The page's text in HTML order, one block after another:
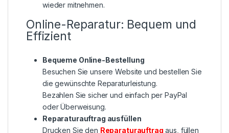
wieder mitnehmen.
Online-Reparatur: Bequem und
Effizient
Bequeme Online-Bestellung
Besuchen Sie unsere Website und bestellen Sie
die gewünschte Reparaturleistung.
Bezahlen Sie sicher und einfach per PayPal
oder Überweisung.
Reparaturauftrag ausfüllen
Drucken Sie den Reparaturauftrag aus, füllen